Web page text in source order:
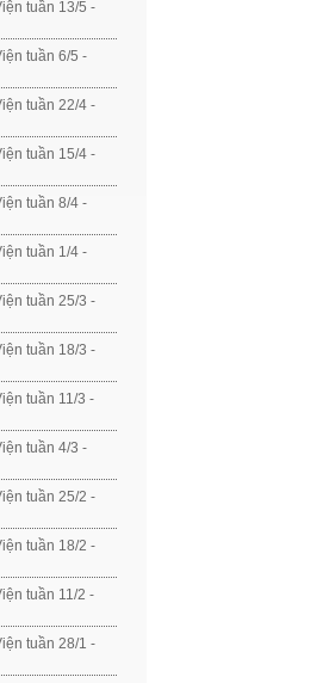
tuần 13/5 -
tuần 6/5 -
tuần 22/4 -
tuần 15/4 -
tuần 8/4 -
tuần 1/4 -
tuần 25/3 -
tuần 18/3 -
tuần 11/3 -
tuần 4/3 -
tuần 25/2 -
tuần 18/2 -
tuần 11/2 -
tuần 28/1 -